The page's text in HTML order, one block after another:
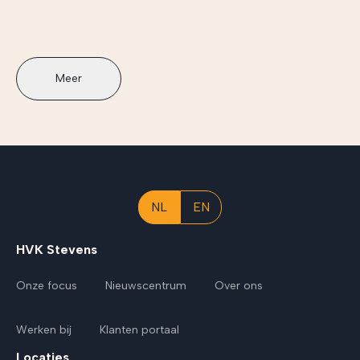
Meer
NL EN
HVK Stevens
Onze focus Nieuwscentrum Over ons
Werken bij Klanten portaal